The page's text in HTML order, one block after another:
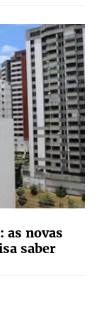
as novas
saber